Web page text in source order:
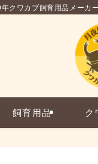
クワカブ飼育用品メーカー
飼育用品 ク